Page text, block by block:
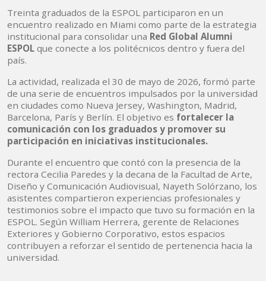
Treinta graduados de la ESPOL participaron en un
encuentro realizado en Miami como parte de la estrategia
institucional para consolidar una Red Global Alumni
ESPOL que conecte a los politécnicos dentro y fuera del
país.
La actividad, realizada el 30 de mayo de 2026, formó parte
de una serie de encuentros impulsados por la universidad
en ciudades como Nueva Jersey, Washington, Madrid,
Barcelona, París y Berlín. El objetivo es fortalecer la
comunicación con los graduados y promover su
participación en iniciativas institucionales.
Durante el encuentro que contó con la presencia de la
rectora Cecilia Paredes y la decana de la Facultad de Arte,
Diseño y Comunicación Audiovisual, Nayeth Solórzano, los
asistentes compartieron experiencias profesionales y
testimonios sobre el impacto que tuvo su formación en la
ESPOL. Según William Herrera, gerente de Relaciones
Exteriores y Gobierno Corporativo, estos espacios
contribuyen a reforzar el sentido de pertenencia hacia la
universidad.